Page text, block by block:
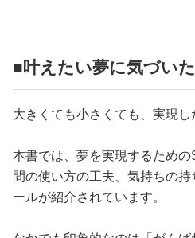
■叶えたい夢に気づい
大きくても小さくても、実現し
本書では、夢を実現するため
間の使い方の工夫、気持ちの
ールが紹介されています。